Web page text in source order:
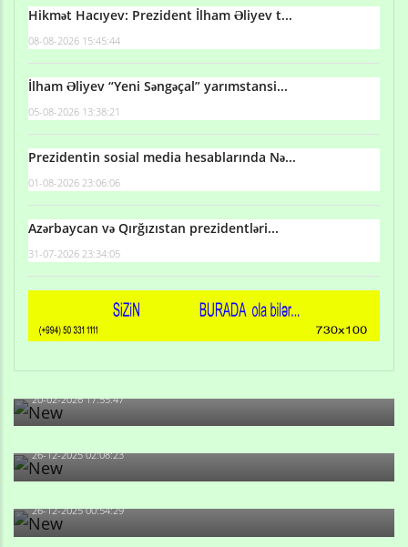
Hikmət Hacıyev: Prezident İlham Əliyev t...
08-08-2026 15:45:44
İlham Əliyev “Yeni Səngəçal” yarımstansi...
05-08-2026 13:38:21
Prezidentin sosial media hesablarında Nə...
01-08-2026 23:06:06
Azərbaycan və Qırğızıstan prezidentləri...
31-07-2026 23:34:05
Qulu Məhərrəmli: Sosial şəbəkələrdə söyüş niyə artıb?
20-02-2026 17:55:47
Məni bura NAZİR GÖNDƏRİB - 1937-ci ildən fəaliyyətdə
26-12-2025 02:08:23
-Ay qız, sən məhkəməni udmayacaqsan... Sən bilirsən
də, məni...
26-12-2025 00:54:29